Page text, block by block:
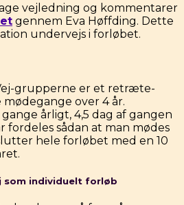
vejledning og kommentarer
gennem Eva Høffding. Dette
undervejs i forløbet.
grupperne er et retræte-
over 4 år.
årligt, 4,5 dag af gangen
fordeles sådan at man mødes
hele forløbet med en 10
som individuelt forløb